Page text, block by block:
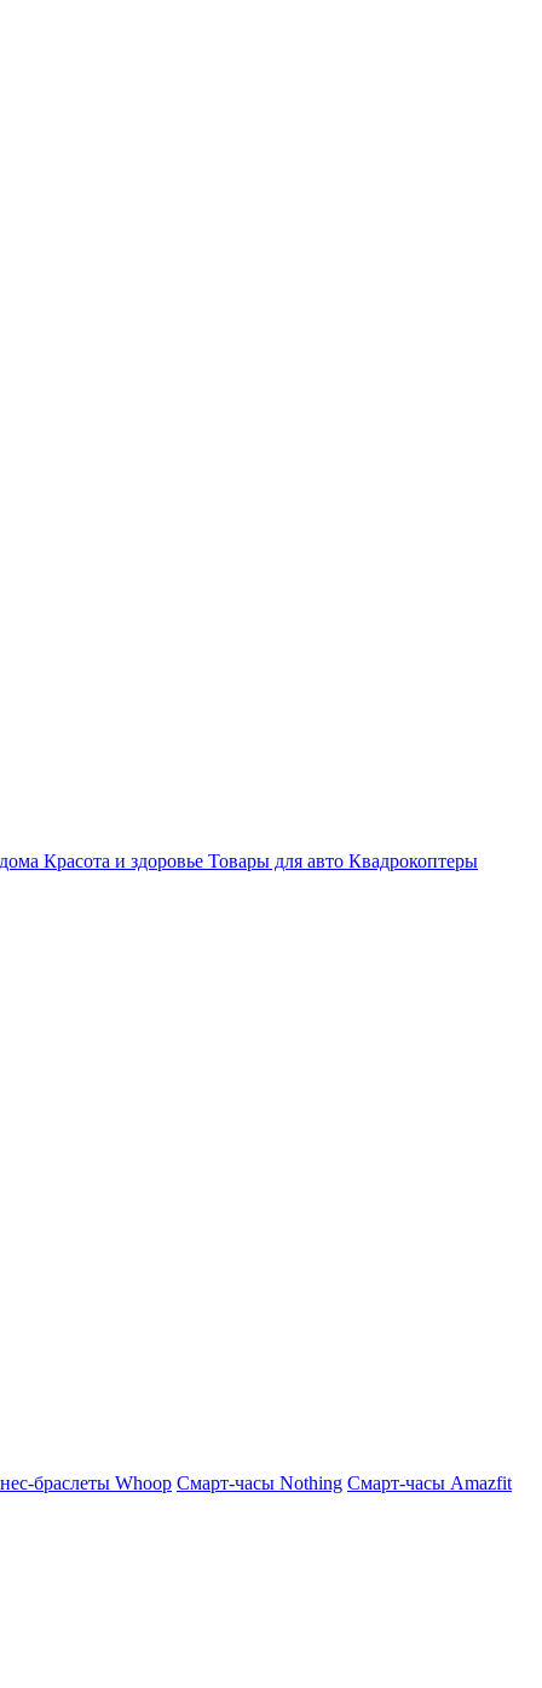
Красота и здоровье Товары для авто Квадрокоптеры
браслеты Whoop Смарт-часы Nothing Смарт-часы Amazfit